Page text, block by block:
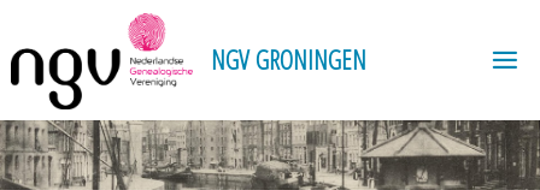
naar
inhoud
NGV GRONINGEN